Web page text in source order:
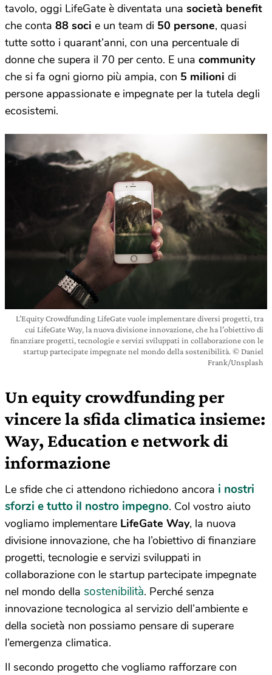
tavolo, oggi LifeGate è diventata una società benefit
che conta 88 soci e un team di 50 persone, quasi
tutte sotto i quarant’anni, con una percentuale di
donne che supera il 70 per cento. E una community
che si fa ogni giorno più ampia, con 5 milioni di
persone appassionate e impegnate per la tutela degli
ecosistemi.
L’Equity Crowdfunding LifeGate vuole implementare diversi progetti, tra
cui LifeGate Way, la nuova divisione innovazione, che ha l’obiettivo di
finanziare progetti, tecnologie e servizi sviluppati in collaborazione con le
startup partecipate impegnate nel mondo della sostenibilità. © Daniel
Frank/Unsplash
Un equity crowdfunding per
vincere la sfida climatica insieme:
Way, Education e network di
informazione
Le sfide che ci attendono richiedono ancora i nostri
sforzi e tutto il nostro impegno. Col vostro aiuto
vogliamo implementare LifeGate Way, la nuova
divisione innovazione, che ha l’obiettivo di finanziare
progetti, tecnologie e servizi sviluppati in
collaborazione con le startup partecipate impegnate
nel mondo della sostenibilità. Perché senza
innovazione tecnologica al servizio dell’ambiente e
della società non possiamo pensare di superare
l’emergenza climatica.
Il secondo progetto che vogliamo rafforzare con